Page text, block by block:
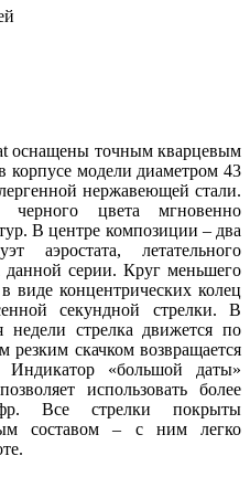
оснащены точным кварцевым
модели диаметром 43
нержавеющей стали.
черного цвета мгновенно
В центре композиции – два
аэростата, летательного
серии. Круг меньшего
виде концентрических колец
секундной стрелки. В
недели стрелка движется по
резким скачком возвращается
«большой даты»
использовать более
Все стрелки покрыты
составом – с ним легко